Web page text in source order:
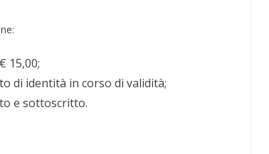
15,00;
di identità in corso di validità;
e sottoscritto.